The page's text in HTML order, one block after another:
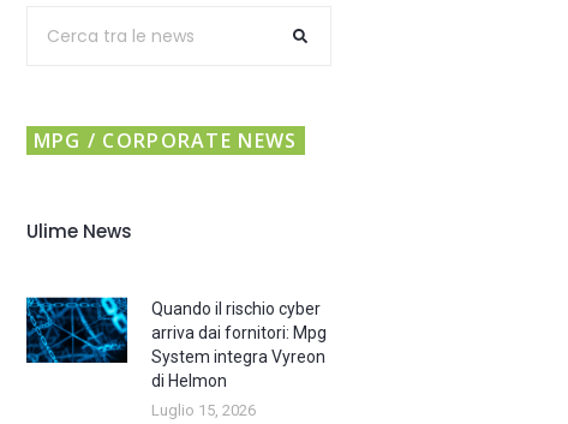
MPG / CORPORATE NEWS
Ulime News
Quando il rischio cyber
arriva dai fornitori: Mpg
System integra Vyreon
di Helmon
Luglio 15, 2026